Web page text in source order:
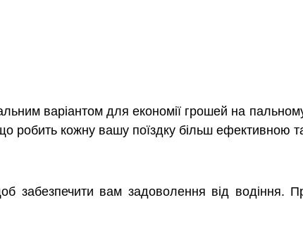
варіантом для економії грошей на
що робить кожну вашу поїздку більш ефективною
вам задоволення від водіння.